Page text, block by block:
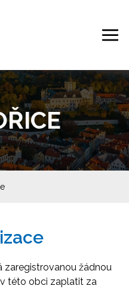
žádnou
této obci zaplatit za